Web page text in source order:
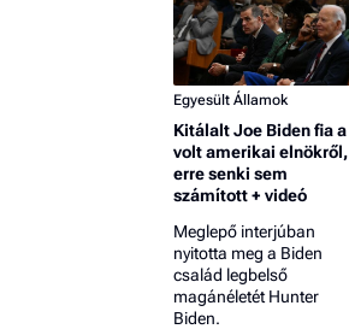
Egyesült Államok
Kitálalt Joe Biden fia a
volt amerikai elnökről,
erre senki sem
számított + videó
Meglepő interjúban
nyitotta meg a Biden
család legbelső
magánéletét Hunter
Biden.